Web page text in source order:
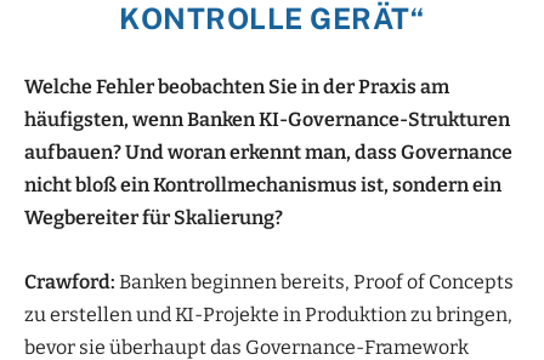
ONTROLLE GERÄT
“
Welche Fehler beobachten Sie in der Praxis am
häufigsten, wenn Banken KI-Governance-Strukturen
aufbauen? Und woran erkennt man, dass Governance
nicht bloß ein Kontrollmechanismus ist, sondern ein
Wegbereiter für Skalierung?
Crawford: Banken beginnen bereits, Proof of Concepts
zu erstellen und KI-Projekte in Produktion zu bringen,
bevor sie überhaupt das Governance-Framework